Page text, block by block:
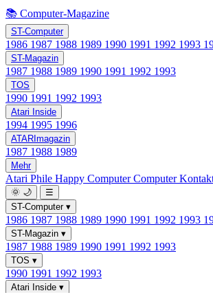
📚 Computer-Magazine
ST-Computer
1986 1987 1988 1989 1990 1991 1992 1993
ST-Magazin
1987 1988 1989 1990 1991 1992 1993
TOS
1990 1991 1992 1993
Atari Inside
1994 1995 1996
ATARImagazin
1987 1988 1989
Mehr
Atari Phile Happy ComputerComputer
🌞 🌙
☰
ST-Computer ▾
1986 1987 1988 1989 1990 1991 1992 1993
ST-Magazin ▾
1987 1988 1989 1990 1991 1992 1993
TOS ▾
1990 1991 1992 1993
Atari Inside ▾